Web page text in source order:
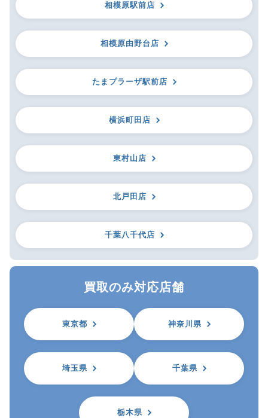
相模原駅前店
相模原由野台店
たまプラーザ駅前店
横浜町田店
東村山店
北戸田店
千葉八千代店
買取のみ対応店舗
東京都 神奈川県
埼玉県 千葉県
栃木県